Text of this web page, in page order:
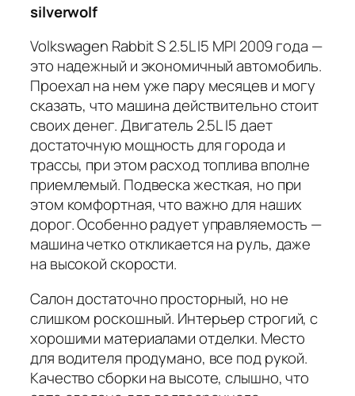
silverwolf
Volkswagen Rabbit S 2.5L I5 MPI 2009 года —
это надежный и экономичный автомобиль.
Проехал на нем уже пару месяцев и могу
сказать, что машина действительно стоит
своих денег. Двигатель 2.5L I5 дает
достаточную мощность для города и
трассы, при этом расход топлива вполне
приемлемый. Подвеска жесткая, но при
этом комфортная, что важно для наших
дорог. Особенно радует управляемость —
машина четко откликается на руль, даже
на высокой скорости.
Салон достаточно просторный, но не
слишком роскошный. Интерьер строгий, с
хорошими материалами отделки. Место
для водителя продумано, все под рукой.
Качество сборки на высоте, слышно, что